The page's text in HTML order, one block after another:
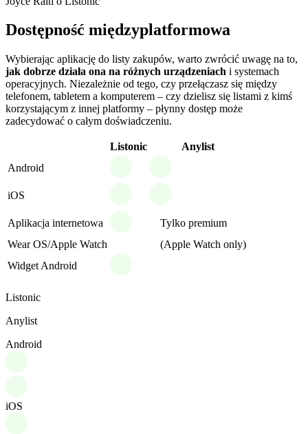
Dostępność międzyplatformowa
Wybierając aplikację do listy zakupów, warto zwrócić uwagę na to,
jak dobrze działa ona na różnych urządzeniach i systemach
operacyjnych. Niezależnie od tego, czy przełączasz się między
telefonem, tabletem a komputerem – czy dzielisz się listami z kimś
korzystającym z innej platformy – płynny dostęp może
zadecydować o całym doświadczeniu.
Listonic
Anylist
Android
iOS
Aplikacja internetowa
Tylko premium
Wear OS/Apple Watch
(Apple Watch only)
Widget Android
Listonic
Anylist
Android
iOS